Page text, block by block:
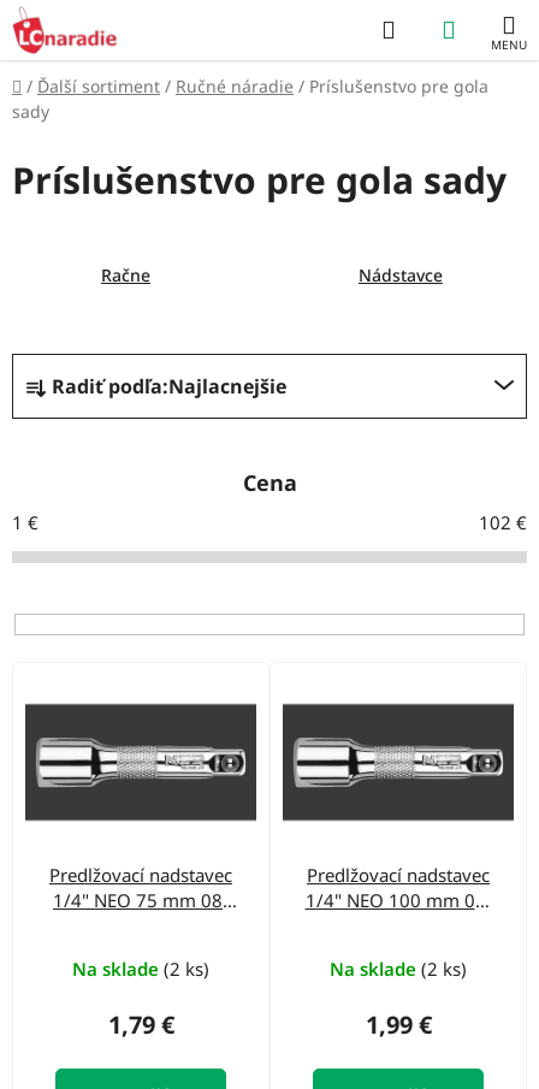
Prejsť
na
obsah
Hľadať
KOŠÍK
Domov
/ Ďalší sortiment / Ručné náradie / Príslušenstvo pre gola
sady
Príslušenstvo pre gola sady
Račne Nádstavce
R
a
n
i
p
o
Radiť podľa:Najlacnejšie
Cena
1 € 102 €
ý
s
Predlžovací nadstavec
1/4" NEO 75 mm 08-
Na sklade (2 ks)
1,79 €
Predlžovací nadstavec
1/4" NEO 100 mm 08-
Na sklade (2 ks)
1,99 €